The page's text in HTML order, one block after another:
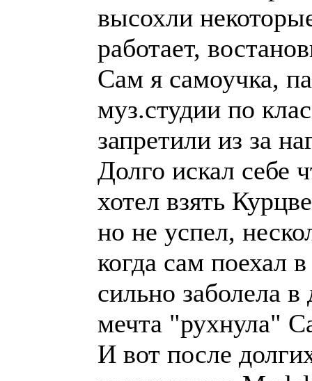
высохли
работает,
Сам я самоучка,
муз.студии по
запретили из за
Долго искал себе
хотел взять
но не успел,
когда сам поехал
сильно заболела
мечта "рухнула"
И вот после